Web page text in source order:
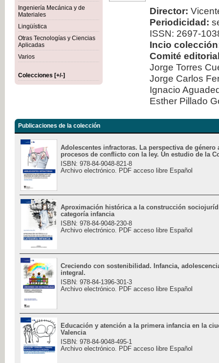
Ingeniería Mecánica y de
Materiales
Lingüística
Otras Tecnologías y Ciencias
Aplicadas
Varios
Colecciones [+/-]
Director:
Periodicidad:
ISSN: 2697-
Incio
Comité
Jorge Torres
Jorge Carlos
Ignacio
Esther Pillado
Publicaciones de la colección
Adolescentes infractoras. La perspectiva de género
procesos de conflicto con la ley. Un estudio de la
ISBN: 978-84-9048-821-8
Archivo electrónico. PDF acceso libre Español
Aproximación histórica a la construcción
categoría infancia
ISBN: 978-84-9048-230-8
Archivo electrónico. PDF acceso libre Español
Creciendo con sostenibilidad. Infancia,
integral.
ISBN: 978-84-1396-301-3
Archivo electrónico. PDF acceso libre Español
Educación y atención a la primera infancia en la
Valencia
ISBN: 978-84-9048-495-1
Archivo electrónico. PDF acceso libre Español